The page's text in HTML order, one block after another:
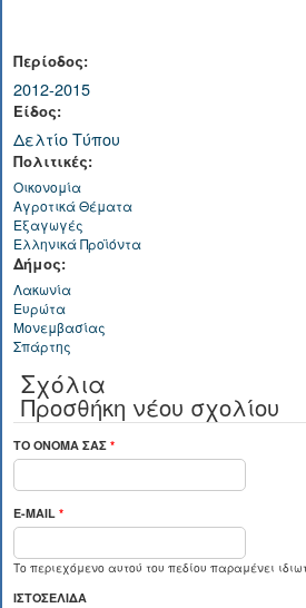
Περίοδος:
2012-2015
Είδος:
Δελτίο Τύπου
Πολιτικές:
Οικονομία
Αγροτικά Θέματα
Εξαγωγές
Ελληνικά Προϊόντα
Δήμος:
Λακωνία
Ευρώτα
Μονεμβασίας
Σπάρτης
Σχόλια
Προσθήκη νέου σχολίου
ΤΟ ΌΝΟΜΆ ΣΑΣ *
E-MAIL *
Το περιεχόμενο αυτού του πεδίου παραμένει
ΙΣΤΟΣΕΛΊΔΑ